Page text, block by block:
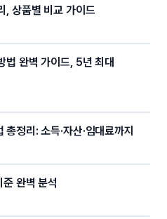
, 상품별 비교 가이드
법 완벽 가이드, 5년 최대
정리: 소득·자산·임대료까지
완벽 분석